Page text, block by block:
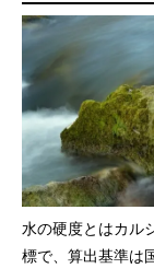
水の硬度とはカル
標で、算出基準は